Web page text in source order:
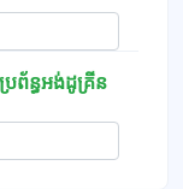
រព័ន្ធអង់ដូគ្រីន